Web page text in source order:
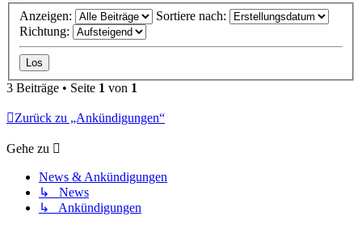
Anzeigen:
Sortiere nach:
Richtung:
3 Beiträge • Seite 1 von 1
Zurück zu „Ankündigungen“
Gehe zu
News & Ankündigungen
↳ News
↳ Ankündigungen